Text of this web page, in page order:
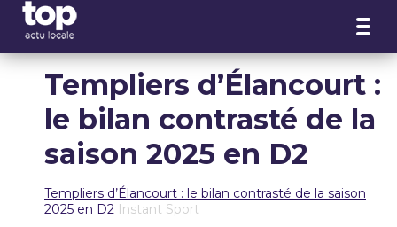
Templiers d’Élancourt :
le bilan contrasté de la
saison 2025 en D2
Templiers d’Élancourt : le bilan contrasté de la saison
2025 en D2 Instant Sport
Panneau de gestion des cookies